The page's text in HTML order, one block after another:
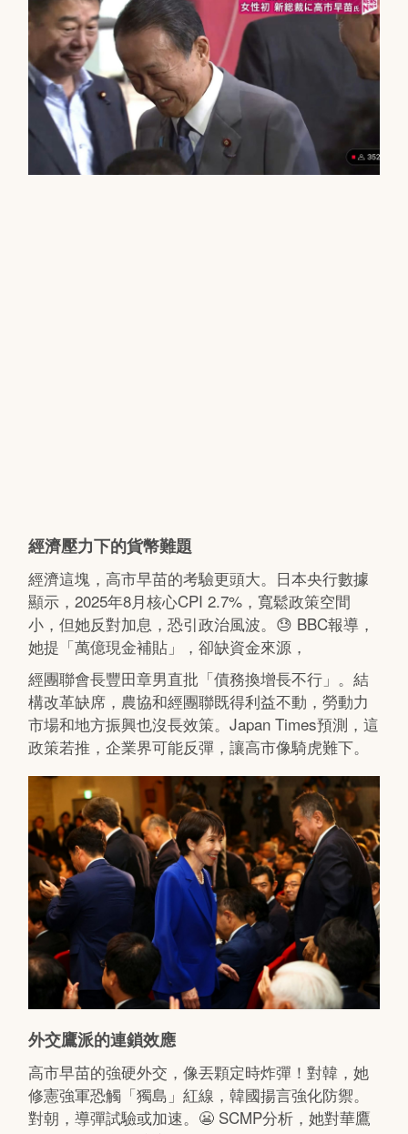
經濟壓力下的貨幣難題
經濟這塊，高市早苗的考驗更頭大。日本央行數據
顯示，2025年8月核心CPI 2.7%，寬鬆政策空間
小，但她反對加息，恐引政治風波。😓 BBC報導，
她提「萬億現金補貼」，卻缺資金來源，
經團聯會長豐田章男直批「債務換增長不行」。結
構改革缺席，農協和經團聯既得利益不動，勞動力
市場和地方振興也沒長效策。Japan Times預測，這
政策若推，企業界可能反彈，讓高市像騎虎難下。
外交鷹派的連鎖效應
高市早苗的強硬外交，像丟顆定時炸彈！對韓，她
修憲強軍恐觸「獨島」紅線，韓國揚言強化防禦。
對朝，導彈試驗或加速。😬 SCMP分析，她對華鷹